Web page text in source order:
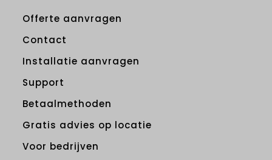
Offerte aanvragen
Contact
Installatie aanvragen
Support
Betaalmethoden
Gratis advies op locatie
Voor bedrijven